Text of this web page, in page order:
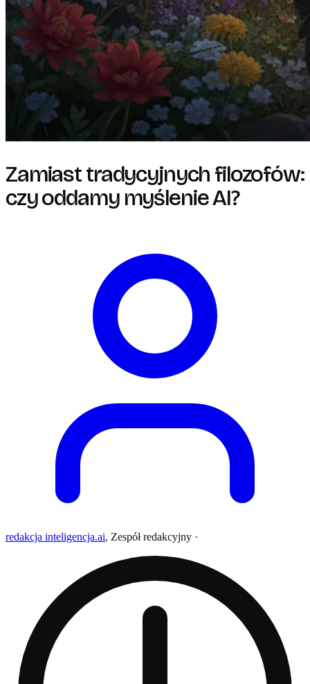
Zamiast tradycyjnych filozofów:
czy oddamy myślenie AI?
redakcja inteligencja.ai, Zespół redakcyjny ·